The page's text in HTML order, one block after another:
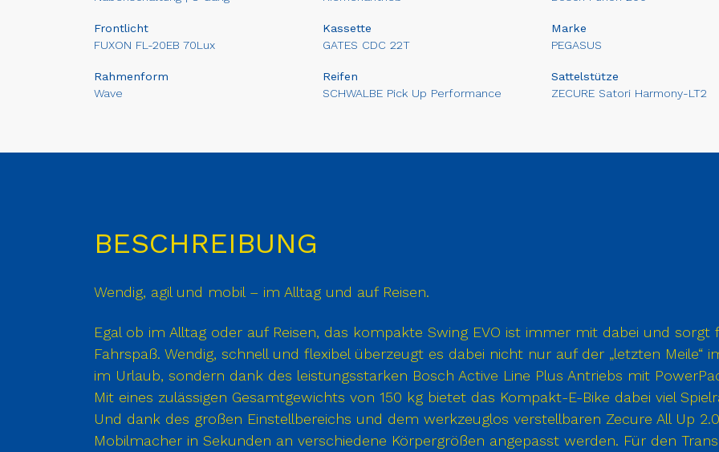
Frontlicht
FUXON FL-20EB 70Lux
Kassette
GATES CDC 22T
Marke
PEGASUS
Rahmenform
Wave
Reifen
SCHWALBE Pick Up Performance
Sattelstütze
ZECURE Satori Harmony-LT2
BESCHREIBUNG
Wendig, agil und mobil – im Alltag und auf Reisen.
Egal ob im Alltag oder auf Reisen, das kompakte Swing EVO ist immer mit dabei und
Fahrspaß. Wendig, schnell und flexibel überzeugt es dabei nicht nur auf der „letzten
im Urlaub, sondern dank des leistungsstarken Bosch Active Line Plus Antriebs mit
Mit eines zulässigen Gesamtgewichts von 150 kg bietet das Kompakt-E-Bike dabei viel
Und dank des großen Einstellbereichs und dem werkzeuglos verstellbaren Zecure All Up
Mobilmacher in Sekunden an verschiedene Körpergrößen angepasst werden. Für den